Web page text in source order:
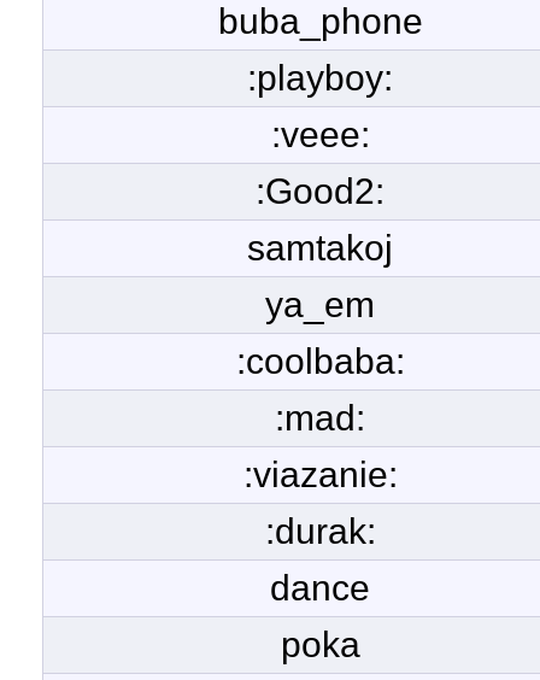
buba_phone
:playboy:
:veee:
:Good2:
samtakoj
ya_em
:coolbaba:
:mad:
:viazanie:
:durak:
dance
poka